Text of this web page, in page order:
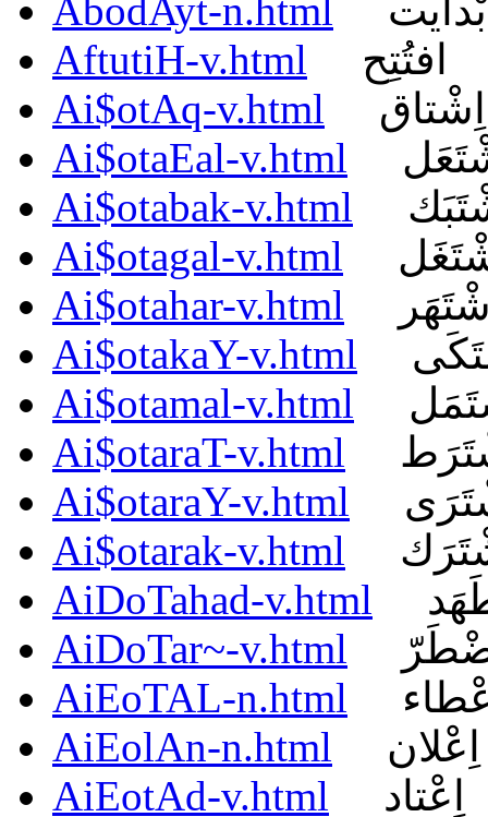
AbodAyt-n.html
AftutiH-v.html
افتُتِح
Ai$otAq-v.html
اِشْتاق
Ai$otaEal-v.html
Ai$otabak-v.html
Ai$otagal-v.html
Ai$otahar-v.html
Ai$otakaY-v.html
Ai$otamal-v.html
Ai$otaraT-v.html
Ai$otaraY-v.html
Ai$otarak-v.html
AiDoTahad-v.html
AiDoTar~-v.html
AiEoTAL-n.html
AiEolAn-n.html
اِعْلان
AiEotAd-v.html
اِعْتاد